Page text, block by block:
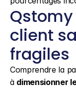
client
fragiles
Comprendre la
à dimensionner